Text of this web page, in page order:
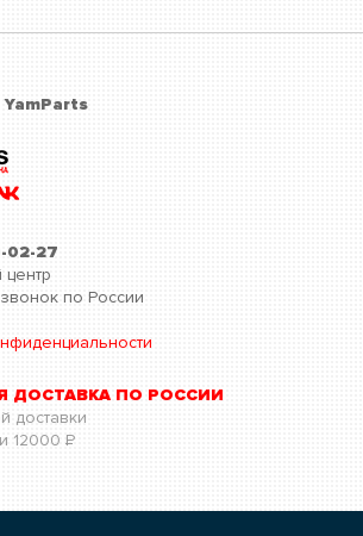
02-27
по России
ДОСТАВКА ПО РОССИИ
доставки
12000 Р